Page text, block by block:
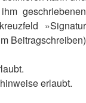
geschriebenen
»Signatur
Beitragschreiben)
erlaubt.